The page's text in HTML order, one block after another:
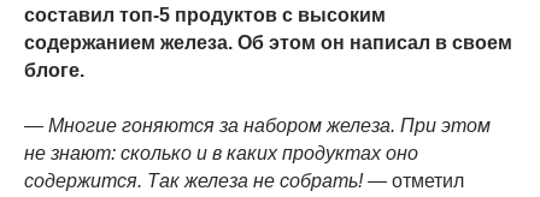
составил топ-5 продуктов с высоким
содержанием железа. Об этом он написал в своем
блоге.
— Многие гоняются за набором железа. При этом
не знают: сколько и в каких продуктах оно
содержится. Так железа не собрать! — отметил